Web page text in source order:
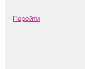
Перейти